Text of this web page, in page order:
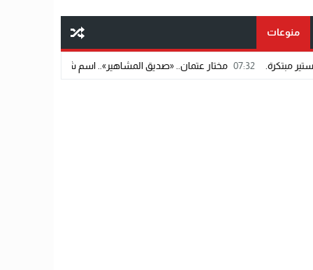
منوعات
عتمان.. «صديق المشاهير».. اسم شاب يفرض حضوره في عالم الإبداع وريادة